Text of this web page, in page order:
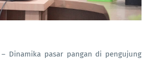
– Dinamika pasar pangan di pengujung